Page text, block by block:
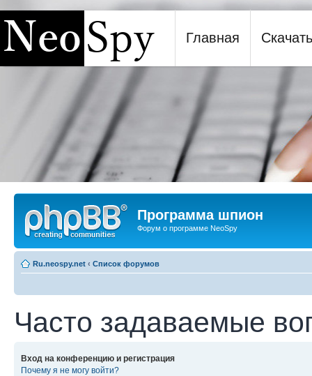
Программа шпион NeoSpy
Главная Скачать
Программа шпион
Форум о программе NeoSpy
Ru.neospy.net ‹ Список форумов
Часто задаваемые
Вход на конференцию и регистрация
Почему я не могу войти?